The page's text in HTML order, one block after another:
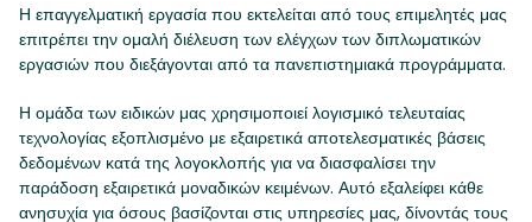
Η επαγγελματική εργασία που εκτελείται από τους επιμελητές μας
επιτρέπει την ομαλή διέλευση των ελέγχων των διπλωματικών
εργασιών που διεξάγονται από τα πανεπιστημιακά προγράμματα.
Η ομάδα των ειδικών μας χρησιμοποιεί λογισμικό τελευταίας
τεχνολογίας εξοπλισμένο με εξαιρετικά αποτελεσματικές βάσεις
δεδομένων κατά της λογοκλοπής για να διασφαλίσει την
παράδοση εξαιρετικά μοναδικών κειμένων. Αυτό εξαλείφει κάθε
ανησυχία για όσους βασίζονται στις υπηρεσίες μας, δίνοντάς τους